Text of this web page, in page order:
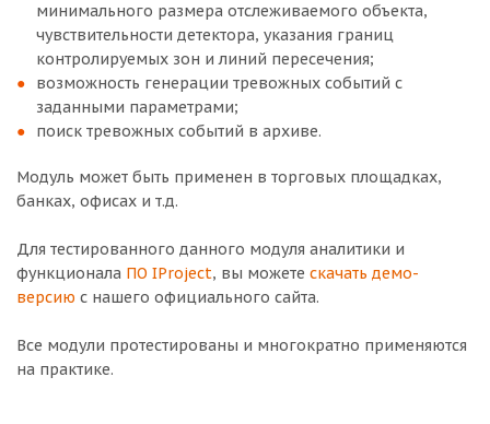
минимального размера отслеживаемого объекта,
чувствительности детектора, указания границ
контролируемых зон и линий пересечения;
возможность генерации тревожных событий с
заданными параметрами;
поиск тревожных событий в архиве.
Модуль может быть применен в торговых площадках,
банках, офисах и т.д.
Для тестированного данного модуля аналитики и
функционала ПО IProject, вы можете скачать демо-
версию с нашего официального сайта.
Все модули протестированы и многократно применяются
на практике.